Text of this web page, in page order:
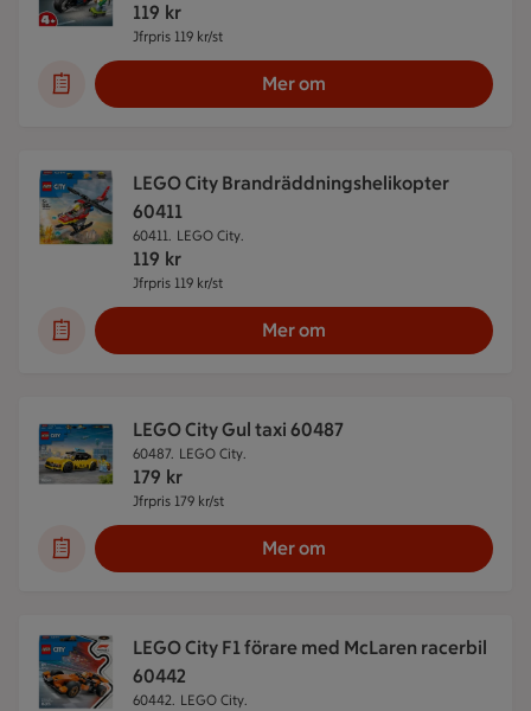
119 kr
Jfrpris 119 kr/st
Mer om
LEGO City Brandräddningshelikopter
60411
60411. LEGO City.
119 kr
Jfrpris 119 kr/st
Mer om
LEGO City Gul taxi 60487
60487. LEGO City.
179 kr
Jfrpris 179 kr/st
Mer om
LEGO City F1 förare med McLaren racerbil
60442
60442. LEGO City.